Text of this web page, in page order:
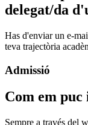
delegat/da
Has d'enviar un e-
teva trajectòria
Admissió
Com em
Sempre a través del